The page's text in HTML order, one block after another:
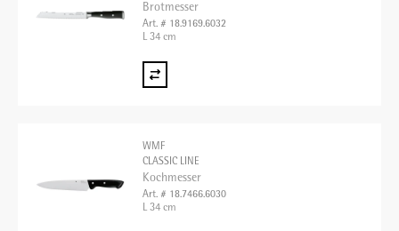
Brotmesser
Art. # 18.9169.6032
L 34 cm
WMF
CLASSIC LINE
Kochmesser
Art. # 18.7466.6030
L 34 cm